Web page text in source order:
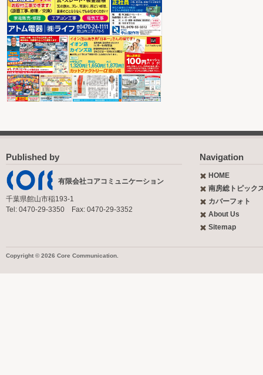
Published by
有限会社コアコミュニケーション
千葉県館山市稲193-1
Tel: 0470-29-3350 Fax: 0470-29-3352
Navigation
HOME
南房総トピック
カバーフォト
About Us
Sitemap
Copyright © 2026 Core Communication.